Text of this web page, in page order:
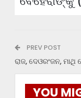
PREV POST
ରାଜ, ଦେଓରଂଜନ, ମାଥି
YOU